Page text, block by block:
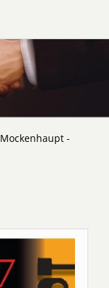
Mockenhaupt -